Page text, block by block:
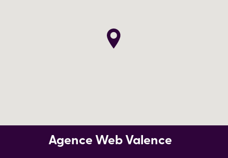
Agence Web Valence